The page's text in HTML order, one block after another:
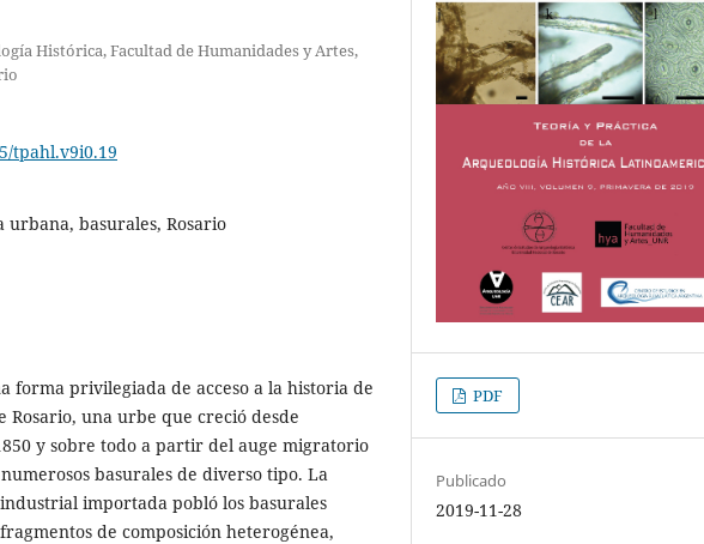
Histórica, Facultad de Humanidades y Artes,
tpahl.v9i0.19
urbana, basurales, Rosario
forma privilegiada de acceso a la historia de
Rosario, una urbe que creció desde
y sobre todo a partir del auge migratorio
basurales de diverso tipo. La
importada pobló los basurales
de composición heterogénea,
PDF
Publicado
2019-11-28